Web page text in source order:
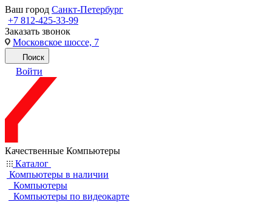
Ваш город Санкт-Петербург
+7 812-425-33-99
Заказать звонок
Московское шоссе, 7
Поиск
Войти
Качественные Компьютеры
Каталог
Компьютеры в наличии
Компьютеры
Компьютеры по видеокарте